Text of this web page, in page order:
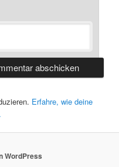
Erfahre, wie deine
WordPress